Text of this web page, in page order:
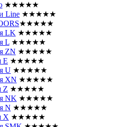
★★★★★
Line ★★★★★
★★★★★
LK ★★★★★
L ★★★★★
ZN ★★★★★
E ★★★★★
U ★★★★★
XN ★★★★★
Z ★★★★★
NK ★★★★★
N ★★★★★
X ★★★★★